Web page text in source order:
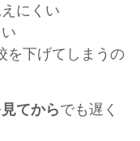
にくい
を下げてしまうの
てからでも遅く